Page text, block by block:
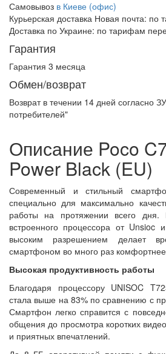
Самовывоз в Киеве (офис)
Курьерская доставка Новая почта: по
Доставка по Украине: по тарифам
Гарантия
Гарантия 3 месяца
Обмен/возврат
Возврат в течении 14 дней согласно
потребителей"
Описание Poco
Power Black (EU)
Современный и стильный
специально для максимально
работы на протяжении всего
встроенного процессора от Unsioc
высоким разрешением делает
смартфоном во много раз
Высокая продуктивность работы
Благодаря процессору UNISOC
стала выше на 83% по сравнению с
Смартфон легко справится с
общения до просмотра коротких
и приятных впечатлений.